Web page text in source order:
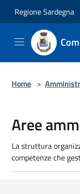
Regione Sardegna
Home >
Aree
La struttura
competenze che